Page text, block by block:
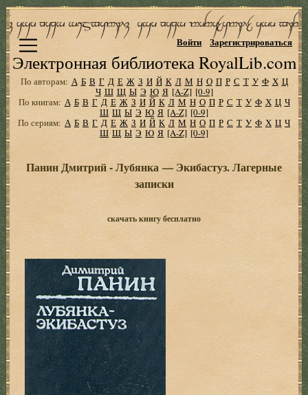
Электронная библиотека RoyalLib.com
Войти Зарегистрироваться
По авторам: А Б В Г Д Е Ж З И Й К Л М Н О П Р С Т У Ф Х Ц
Ч Ш Щ Ы Э Ю Я [A-Z] [0-9]
По книгам: А Б В Г Д Е Ж З И Й К Л М Н О П Р С Т У Ф Х Ц Ч
Ш Щ Ы Э Ю Я [A-Z] [0-9]
По сериям: А Б В Г Д Е Ж З И Й К Л М Н О П Р С Т У Ф Х Ц Ч
Ш Щ Ы Э Ю Я [A-Z] [0-9]
Панин Дмитрий - Лубянка — Экибастуз. Лагерные
записки
скачать книгу бесплатно